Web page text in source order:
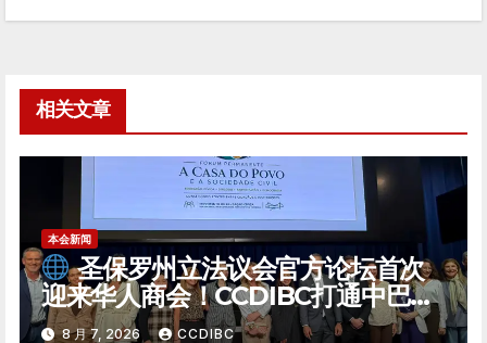
章
航相关文章
本会新闻
圣保罗州立法议会官方论坛首次
迎来华人商会！CCDIBC打通中巴政
企对话「高速通道」
8 月 7, 2026 CCDIBC